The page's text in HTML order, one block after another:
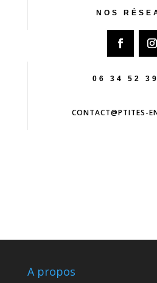
NOS
06 34 52
CONTACT@PTITES-
A propos